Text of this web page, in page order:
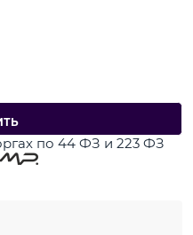
по 44 ФЗ и 223 ФЗ